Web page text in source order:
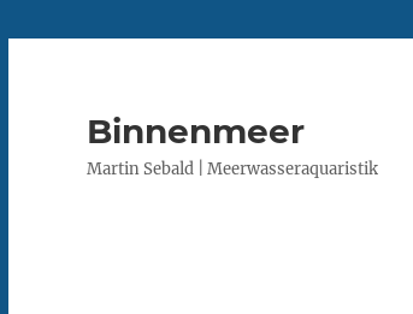
Binnenmeer
Martin Sebald | Meerwasseraquaristik